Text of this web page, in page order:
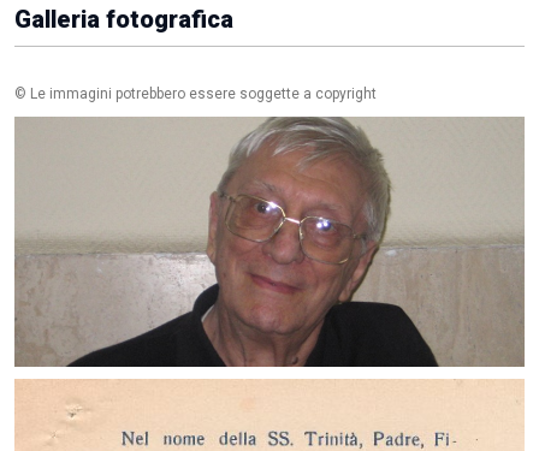
Galleria fotografica
© Le immagini potrebbero essere soggette a copyright